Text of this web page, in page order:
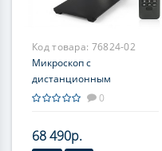
Код товара: 76824-02
Микроскоп с
дистанционным
управлением Levenhuk
0
68 490р.